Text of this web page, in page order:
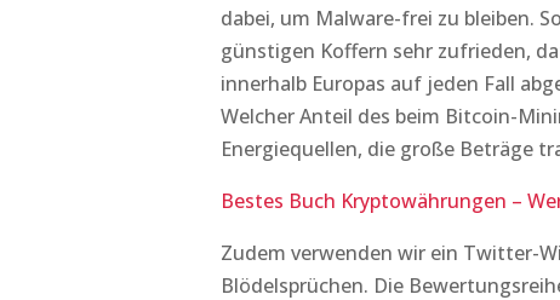
dabei, um Malware-frei zu bleiben.
günstigen Koffern sehr zufrieden,
innerhalb Europas auf jeden Fall
Welcher Anteil des beim Bitcoin-
Energiequellen, die große Beträge
Bestes Buch Kryptowährungen –
Zudem verwenden wir ein Twitter-
Blödelsprüchen. Die